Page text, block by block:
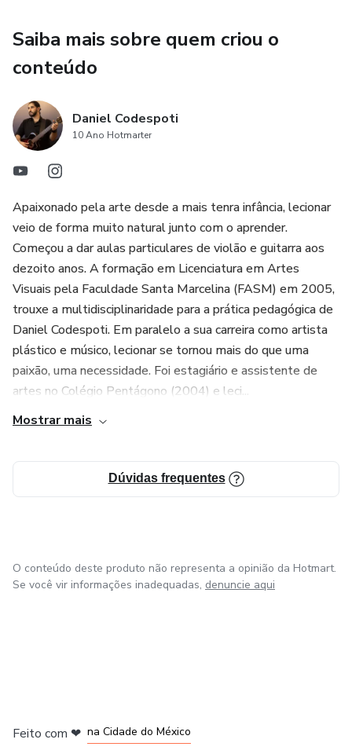
Saiba mais sobre quem criou o
conteúdo
Daniel Codespoti
10 Ano Hotmarter
Apaixonado pela arte desde a mais tenra infância, lecionar
veio de forma muito natural junto com o aprender.
Começou a dar aulas particulares de violão e guitarra aos
dezoito anos. A formação em Licenciatura em Artes
Visuais pela Faculdade Santa Marcelina (FASM) em 2005,
trouxe a multidisciplinaridade para a prática pedagógica de
Daniel Codespoti. Em paralelo a sua carreira como artista
plástico e músico, lecionar se tornou mais do que uma
paixão, uma necessidade. Foi estagiário e assistente de
artes no Colégio Pentágono (2004) e leci...
Mostrar mais
Dúvidas frequentes
O conteúdo deste produto não representa a opinião da Hotmart.
Se você vir informações inadequadas, denuncie aqui
Feito com ❤ na Cidade do México